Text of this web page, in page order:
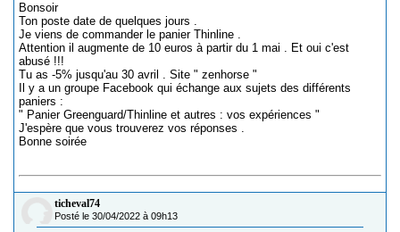
Bonsoir
Ton poste date de quelques jours .
Je viens de commander le panier Thinline .
Attention il augmente de 10 euros à partir du 1 mai . Et oui c'est
abusé !!!
Tu as -5% jusqu'au 30 avril . Site " zenhorse "
Il y a un groupe Facebook qui échange aux sujets des différents
paniers :
" Panier Greenguard/Thinline et autres : vos expériences "
J'espère que vous trouverez vos réponses .
Bonne soirée
ticheval74
Posté le 30/04/2022 à 09h13